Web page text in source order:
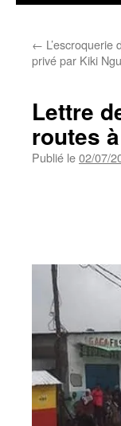
←
privé par Kiki
Lettre
routes
Publié le02/07/